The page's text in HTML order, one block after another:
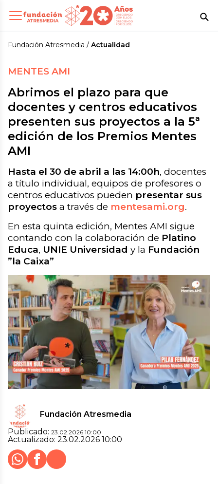
Fundación Atresmedia Actualidad
MENTES AMI
Abrimos el plazo para que
docentes y centros educativos
presenten sus proyectos a la 5ª
edición de los Premios Mentes
AMI
Hasta el 30 de abril a las 14:00h, docentes
a título individual, equipos de profesores o
centros educativos pueden presentar sus
proyectos a través de mentesami.org.
En esta quinta edición, Mentes AMI sigue
contando con la colaboración de Platino
Educa, UNIE Universidad y la Fundación
”la Caixa”
Spot 5ª edición Premios Mentes AMI |Fundación
Atresmedia
¿Tu proyecto educativo marca la diferencia?
Preséntalo a los Premios Mentes AMI antes
del 30 de abril
Enviar proyecto
Fundación Atresmedia
Publicado: 23.02.2026 10:00
Actualizado: 23.02.2026 10:00
Whatsapp
Facebook